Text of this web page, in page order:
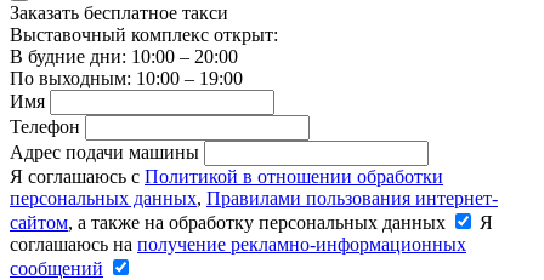
Заказать бесплатное такси
Выставочный комплекс открыт:
В будние дни: 10:00 – 20:00
По выходным: 10:00 – 19:00
Имя
Телефон
Адрес подачи машины
Я соглашаюсь с Политикой в отношении обработки
персональных данных, Правилами пользования интернет-
сайтом, а также на обработку персональных данных
Я
соглашаюсь на получение рекламно-информационных
сообщений